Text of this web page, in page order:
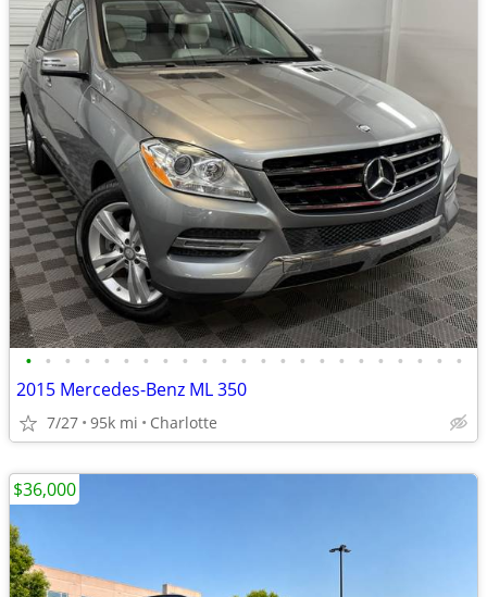
• • • • • • • • • • • • • • • • • • • • • • •
2015 Mercedes-Benz ML 350
7/27 95k mi Charlotte
$36,000